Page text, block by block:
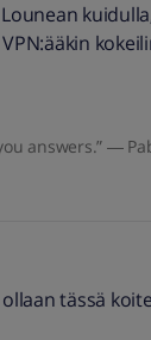
answers.” ―
tässä